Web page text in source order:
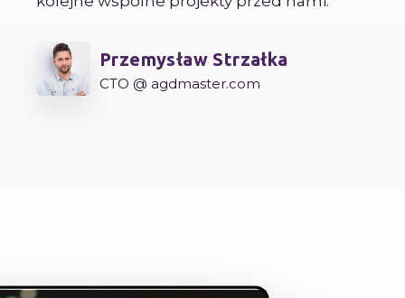
Przemysław Strzałka
CTO @ agdmaster.com